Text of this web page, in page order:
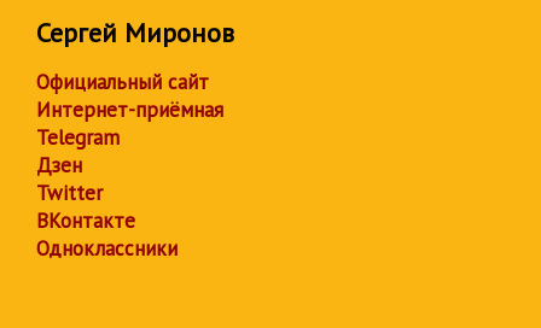
Сергей Миронов
Официальный сайт
Интернет-приёмная
Telegram
Дзен
Twitter
ВКонтакте
Одноклассники